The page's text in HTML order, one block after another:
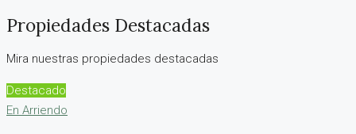
Propiedades Destacadas
Mira nuestras propiedades destacadas
Destacado
En Arriendo